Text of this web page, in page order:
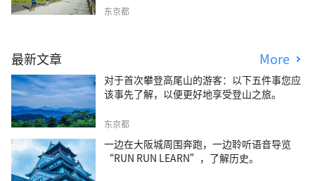
东京都
最新文章 More
对于首次攀登高尾山的游客：以下五件事您应
该事先了解，以便更好地享受登山之旅。
东京都
一边在大阪城周围奔跑，一边聆听语音导览
“RUN RUN LEARN”，了解历史。